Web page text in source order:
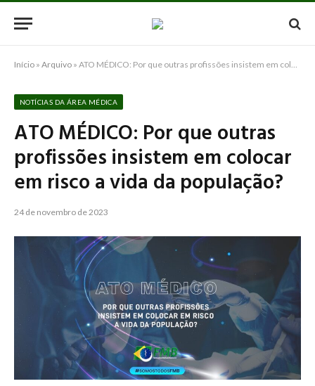
Início » Arquivo » ATO MÉDICO: Por que outras profissões insistem em colocar em risco a vida da população?
NOTÍCIAS DA ÁREA MÉDICA
ATO MÉDICO: Por que outras
profissões insistem em colocar
em risco a vida da população?
24 de novembro de 2023